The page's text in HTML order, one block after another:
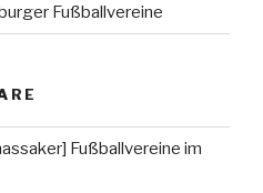
Fußballvereine
Fußballvereine im